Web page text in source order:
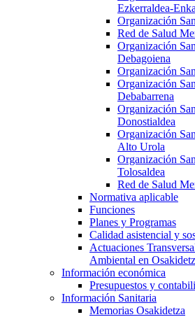
Ezkerraldea-
Organización
Red de Salud
Organización
Debagoiena
Organización
Organización
Debabarrena
Organización
Donostialdea
Organización
Alto Urola
Organización
Tolosaldea
Red de Salud
Normativa aplicable
Funciones
Planes y Programas
Calidad asistencial y
Actuaciones
Ambiental en
Información económica
Presupuestos y
Información Sanitaria
Memorias Osakidetza